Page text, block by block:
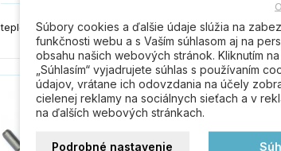
teplota plameňa do 1850 °C teplota
Súbory cookies a ďalšie údaje slúžia na
funkčnosti webu a s Vaším súhlasom aj na
obsahu našich webových stránok. Kliknutím
„Súhlasím“ vyjadrujete súhlas s používaním
údajov, vrátane ich odovzdania na účely
cielenej reklamy na sociálnych sieťach a v
na ďalších webových stránkach.
Podrobné nastavenie